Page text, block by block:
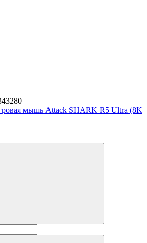
мышь Attack SHARK R5 Ultra (8K